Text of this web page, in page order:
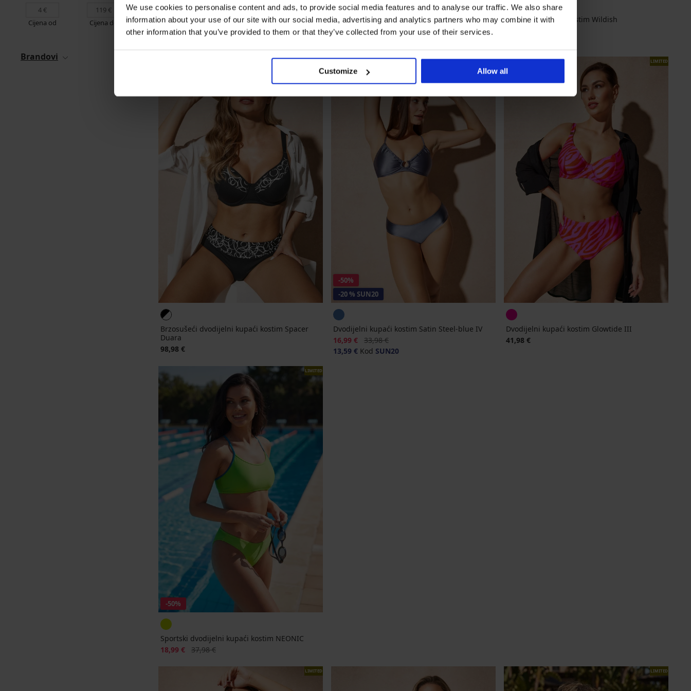
We use cookies to personalise content and ads, to provide social media features and to analyse our traffic. We also share
information about your use of our site with our social media, advertising and analytics partners who may combine it with
other information that you’ve provided to them or that they’ve collected from your use of their services.
Customize Allow all
Cijena od Cijena do
Brandovi
Dvodijelni kupaći kostim Wildish
Brzosušeći dvodijelni kupaći kostim Spacer
Duara
98,98 €
LIMITED
-50%
-20 % SUN20
Dvodijelni kupaći kostim Satin Steel-blue IV
Popust
16,99 € Prvobitna cijena
33,98 €
13,59 €Kod SUN20
LIMITED
Dvodijelni kupaći kostim Glowtide III
41,98 €
LIMITED
-50%
Sportski dvodijelni kupaći kostim NEONIC
Popust
18,99 € Prvobitna cijena
37,98 €
LIMITED LIMITED